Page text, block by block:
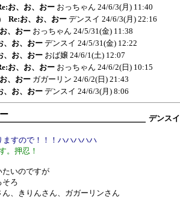
お、お、おー おっちゃん 24/6/3(月) 11:40
Re:お、お、おー デンスイ 24/6/3(月) 22:16
、おー おっちゃん 24/5/31(金) 11:38
お、おー デンスイ 24/5/31(金) 12:22
お、おー おば嬢 24/6/1(土) 12:07
お、お、おー おっちゃん 24/6/2(日) 10:15
、おー ガガーリン 24/6/2(日) 21:43
お、おー デンスイ 24/6/3(月) 8:06
デンスイ
すので！！！ハハハハハ
。押忍！
いのですが
そろ
、きりんさん、ガガーリンさん